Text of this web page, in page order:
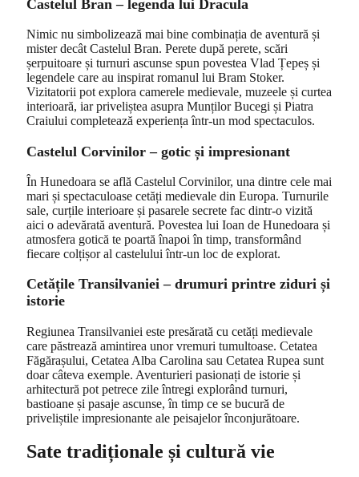
Castelul Bran – legenda lui Dracula
Nimic nu simbolizează mai bine combinația de aventură și
mister decât Castelul Bran. Perete după perete, scări
șerpuitoare și turnuri ascunse spun povestea Vlad Țepeș și
legendele care au inspirat romanul lui Bram Stoker.
Vizitatorii pot explora camerele medievale, muzeele și curtea
interioară, iar priveliștea asupra Munților Bucegi și Piatra
Craiului completează experiența într-un mod spectaculos.
Castelul Corvinilor – gotic și impresionant
În Hunedoara se află Castelul Corvinilor, una dintre cele mai
mari și spectaculoase cetăți medievale din Europa. Turnurile
sale, curțile interioare și pasarele secrete fac dintr-o vizită
aici o adevărată aventură. Povestea lui Ioan de Hunedoara și
atmosfera gotică te poartă înapoi în timp, transformând
fiecare colțișor al castelului într-un loc de explorat.
Cetățile Transilvaniei – drumuri printre ziduri și
istorie
Regiunea Transilvaniei este presărată cu cetăți medievale
care păstrează amintirea unor vremuri tumultoase. Cetatea
Făgărașului, Cetatea Alba Carolina sau Cetatea Rupea sunt
doar câteva exemple. Aventurieri pasionați de istorie și
arhitectură pot petrece zile întregi explorând turnuri,
bastioane și pasaje ascunse, în timp ce se bucură de
priveliștile impresionante ale peisajelor înconjurătoare.
Sate tradiționale și cultură vie